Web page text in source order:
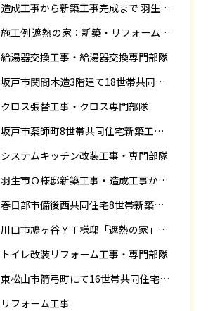
造成工事から新築工事完成まで 羽生市Ｓ様邸新築工事・
施工例 遮熱の家：新築・リフォーム ドローンにて空撮
給湯器交換工事・給湯器交換専門部隊
坂戸市関間木造3階建て18世帯共同住宅の完成迄紹介
クロス張替工事・クロス専門部隊
坂戸市薬師町8世帯共同住宅新築工事完成迄の紹介です
システムキッチン改装工事・専門部隊
羽生市Ｏ様邸新築工事・造成工事から住宅完成までの紹介
春日部市備後西共同住宅8世帯新築工事完成迄の紹介です。
川口市鳩ヶ谷ＹＴ様邸「遮熱の家」工事状況
トイレ改装リフォーム工事・専門部隊
東松山市箭弓町にて16世帯共同住宅新築工事完成迄の紹介です。
リフォーム工事